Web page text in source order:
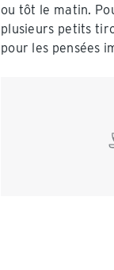
ou tôt le matin.
plusieurs petits
pour les pensées